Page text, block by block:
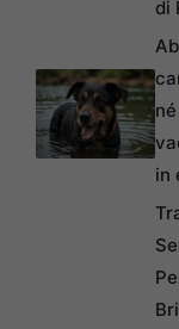
di
in